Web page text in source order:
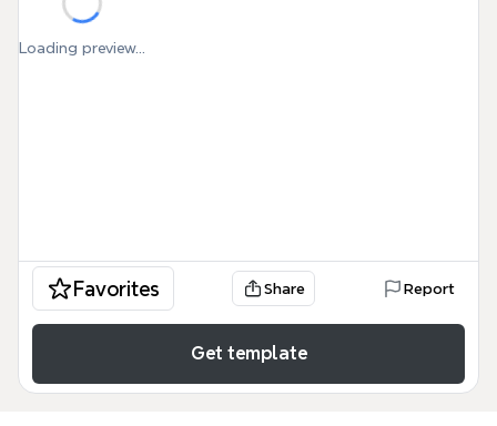
Loading preview...
Favorites Share Report
Get template